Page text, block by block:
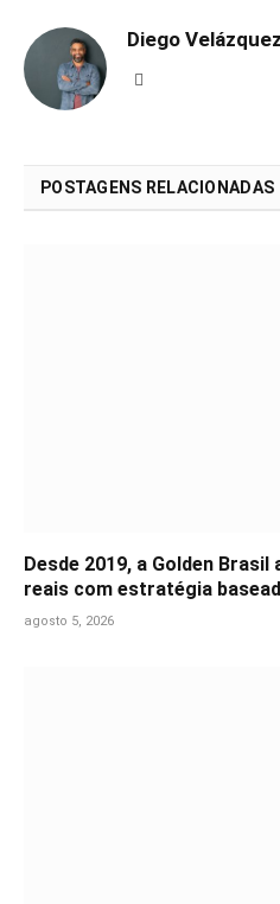
Diego Velázquez
POSTAGENS RELACIONADAS
Desde 2019, a Golden
reais com estratégia
agosto 5, 2026